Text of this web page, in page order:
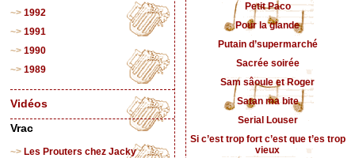
1992
1991
1990
1989
Vidéos
Vrac
Les Prouters chez Jacky
Petit Paco
Pour la glande
Putain d’supermarché
Sacrée soirée
Sam sâoule et Roger
Satan ma bite
Serial Louser
Si c’est trop fort c’est que t’es trop
vieux